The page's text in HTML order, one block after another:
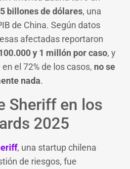
billones de dólares, una
de China. Según datos
afectadas reportaron
y 1 millón por caso, y
el 72% de los casos, no se
nada.
Sheriff en los
2025
, una startup chilena
de riesgos, fue